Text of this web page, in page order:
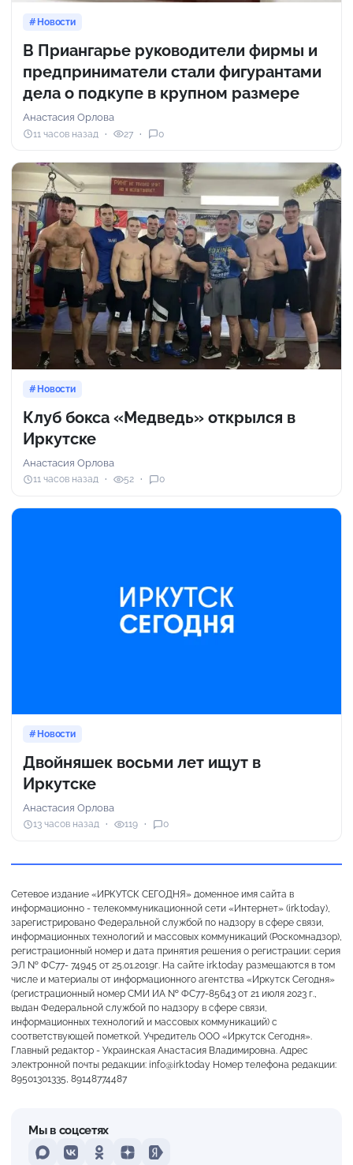
Новости
В Приангарье руководители фирмы и
предприниматели стали фигурантами
дела о подкупе в крупном размере
Анастасия Орлова
11 часов назад 27 0
Новости
Клуб бокса «Медведь» открылся в
Иркутске
Анастасия Орлова
11 часов назад 52 0
Новости
Двойняшек восьми лет ищут в
Иркутске
Анастасия Орлова
13 часов назад 119 0
Сетевое издание «ИРКУТСК СЕГОДНЯ» доменное имя сайта в
информационно - телекоммуникационной сети «Интернет» (irk.today),
зарегистрировано Федеральной службой по надзору в сфере связи,
информационных технологий и массовых коммуникаций (Роскомнадзор),
регистрационный номер и дата принятия решения о регистрации: серия
ЭЛ № ФС77- 74945 от 25.01.2019г. На сайте irk.today размещаются в том
числе и материалы от информационного агентства «Иркутск Сегодня»
(регистрационный номер СМИ ИА № ФС77-85643 от 21 июля 2023 г.,
выдан Федеральной службой по надзору в сфере связи,
информационных технологий и массовых коммуникаций) с
соответствующей пометкой. Учредитель ООО «Иркутск Сегодня».
Главный редактор - Украинская Анастасия Владимировна. Адрес
электронной почты редакции: info@irk.today Номер телефона редакции:
89501301335, 89148774487
Мы в соцсетях
MAXVKontakteOdnoklassniki
DzenYandex